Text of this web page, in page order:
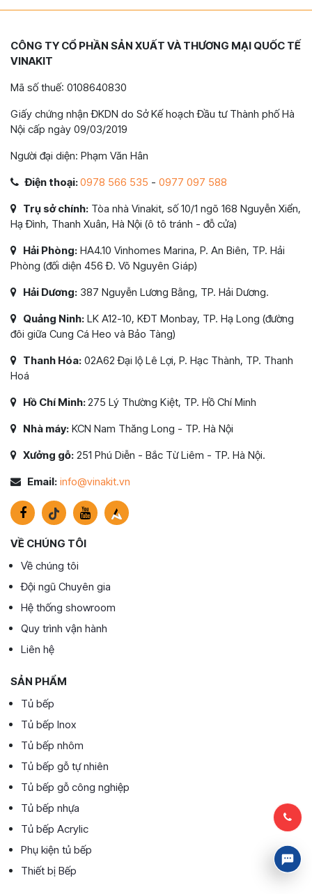
CÔNG TY CỔ PHẦN SẢN XUẤT VÀ THƯƠNG MẠI QUỐC TẾ
VINAKIT
Mã số thuế: 0108640830
Giấy chứng nhận ĐKDN do Sở Kế hoạch Đầu tư Thành phố Hà
Nội cấp ngày 09/03/2019
Người đại diện: Phạm Văn Hân
Điện thoại:0978 566 535 - 0977 097 588
Trụ sở chính: Tòa nhà Vinakit, số 10/1 ngõ 168 Nguyễn Xiển,
Hạ Đình, Thanh Xuân, Hà Nội (ô tô tránh - đỗ cửa)
Hải Phòng: HA4.10 Vinhomes Marina, P. An Biên, TP. Hải
Phòng (đối diện 456 Đ. Võ Nguyên Giáp)
Hải Dương: 387 Nguyễn Lương Bằng, TP. Hải Dương.
Quảng Ninh: LK A12-10, KĐT Monbay, TP. Hạ Long (đường
đôi giữa Cung Cá Heo và Bảo Tàng)
Thanh Hóa: 02A62 Đại lộ Lê Lợi, P. Hạc Thành, TP. Thanh
Hoá
Hồ Chí Minh:275 Lý Thường Kiệt, TP. Hồ Chí Minh
Nhà máy: KCN Nam Thăng Long - TP. Hà Nội
Xưởng gỗ: 251 Phú Diễn - Bắc Từ Liêm - TP. Hà Nội.
Email: info@vinakit.vn
VỀ CHÚNG TÔI
Về chúng tôi
Đội ngũ Chuyên gia
Hệ thống showroom
Quy trình vận hành
Liên hệ
SẢN PHẨM
Tủ bếp
Tủ bếp Inox
Tủ bếp nhôm
Tủ bếp gỗ tự nhiên
Tủ bếp gỗ công nghiệp
Tủ bếp nhựa
Tủ bếp Acrylic
Phụ kiện tủ bếp
Thiết bị Bếp